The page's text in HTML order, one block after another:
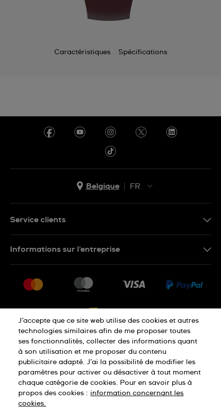
Caractéristiques Spécifications
Belgique
FR
Service clients
Retour
Conditions De Vente
Droit de rétractation
Informations sur l'entreprise
Jobs
Déclaration De Confidentialité
Cookies Conditions D'Utilisation
J’accepte que ce site web utilise des cookies et autres
technologies similaires afin de me proposer toutes
ses fonctionnalités, collecter des informations quant
à son utilisation et me proposer du contenu
publicitaire adapté. J’ai la possibilité de modifier les
paramètres pour activer ou désactiver à tout moment
chaque catégorie de cookies. Pour en savoir plus à
propos des cookies : information concernant les
cookies.